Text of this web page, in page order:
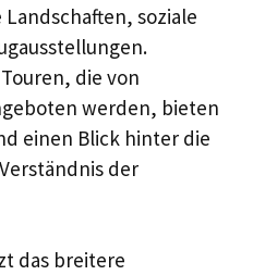
soziale
die von
werden, bieten
einen Blick hinter die
der
das breitere